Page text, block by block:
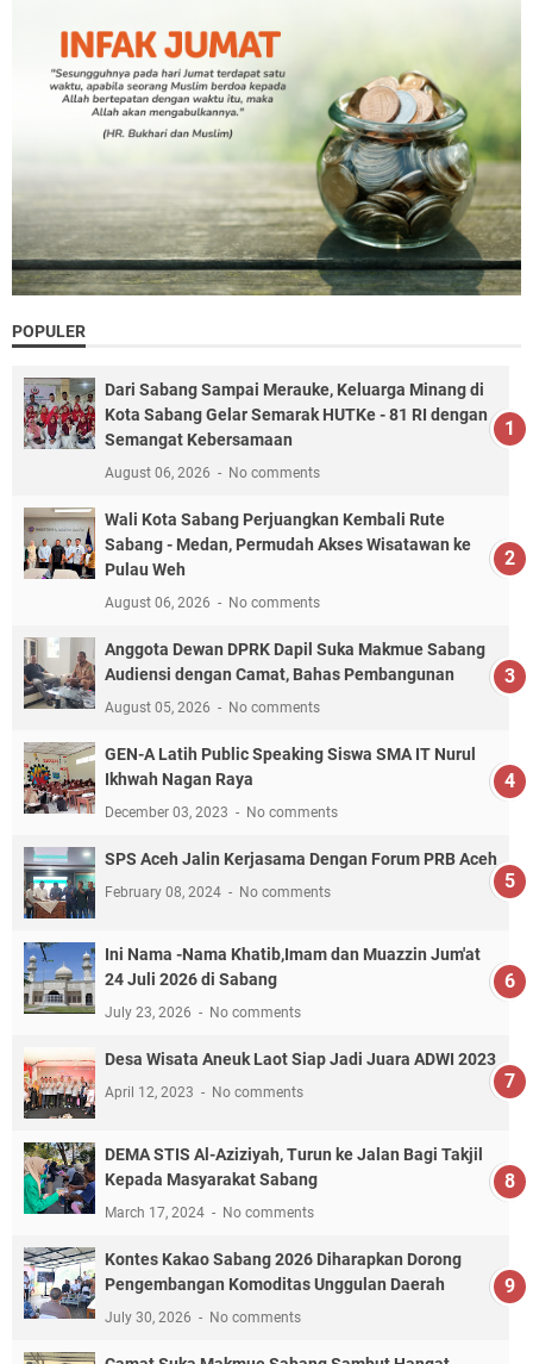
POPULER
Dari Sabang Sampai Merauke, Keluarga Minang di
Kota Sabang Gelar Semarak HUTKe - 81 RI dengan
Semangat Kebersamaan
August 06, 2026 No comments
Wali Kota Sabang Perjuangkan Kembali Rute
Sabang - Medan, Permudah Akses Wisatawan ke
Pulau Weh
August 06, 2026 No comments
Anggota Dewan DPRK Dapil Suka Makmue Sabang
Audiensi dengan Camat, Bahas Pembangunan
August 05, 2026 No comments
GEN-A Latih Public Speaking Siswa SMA IT Nurul
Ikhwah Nagan Raya
December 03, 2023 No comments
SPS Aceh Jalin Kerjasama Dengan Forum PRB Aceh
February 08, 2024 No comments
Ini Nama -Nama Khatib,Imam dan Muazzin Jum'at
24 Juli 2026 di Sabang
July 23, 2026 No comments
Desa Wisata Aneuk Laot Siap Jadi Juara ADWI 2023
April 12, 2023 No comments
DEMA STIS Al-Aziziyah, Turun ke Jalan Bagi Takjil
Kepada Masyarakat Sabang
March 17, 2024 No comments
Kontes Kakao Sabang 2026 Diharapkan Dorong
Pengembangan Komoditas Unggulan Daerah
July 30, 2026 No comments